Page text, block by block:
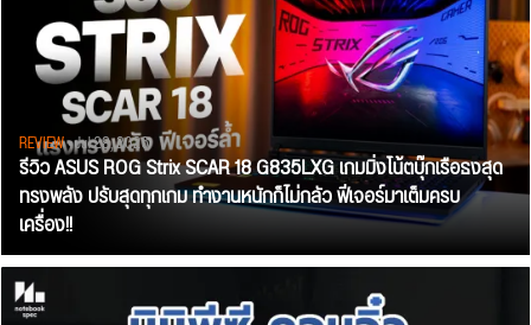
REVIEW• Jul 28, 2026
รีวิว ASUS ROG Strix SCAR 18 G835LXG เกมมิ่งโน้ตบุ๊กเรือธงสุด
ทรงพลัง ปรับสุดทุกเกม ทำงานหนักก็ไม่กลัว ฟีเจอร์มาเต็มครบ
เครื่อง!!